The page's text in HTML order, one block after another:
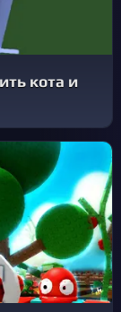
кота и